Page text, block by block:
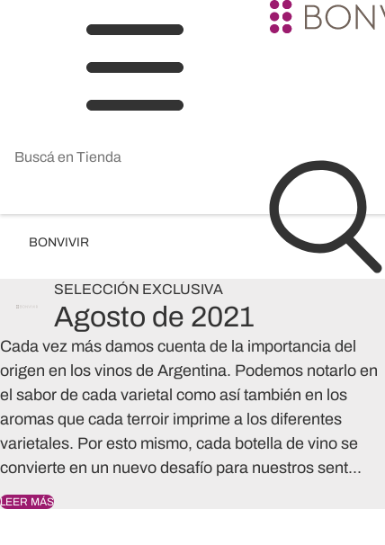
BONVIVIR
SELECCIÓN EXCLUSIVA
Agosto de 2021
Cada vez más damos cuenta de la importancia del
origen en los vinos de Argentina. Podemos notarlo en
el sabor de cada varietal como así también en los
aromas que cada terroir imprime a los diferentes
varietales. Por esto mismo, cada botella de vino se
convierte en un nuevo desafío para nuestros sent...
LEER MÁS